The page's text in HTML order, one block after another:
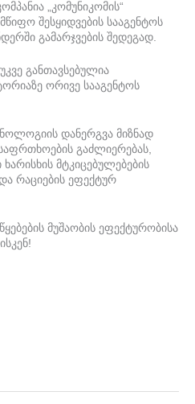
„კომუნიკომის“
შესყიდვების სააგენტოს
გამარჯვების შედეგად.
განთავსებულია
ორივე სააგენტოს
დანერგვა მიზნად
გაძლიერებას,
მტკიცებულებების
რაციების ეფექტურ
მუშაობის ეფექტურობისა